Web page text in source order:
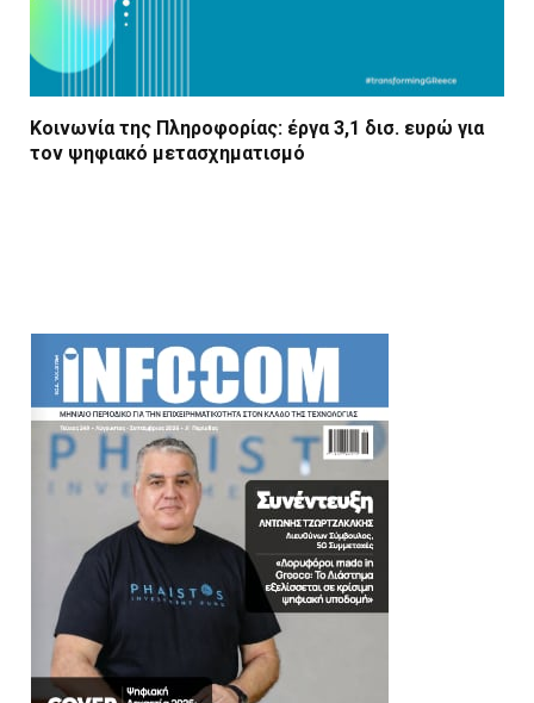
Κοινωνία της Πληροφορίας: έργα 3,1 δισ. ευρώ για
τον ψηφιακό μετασχηματισμό